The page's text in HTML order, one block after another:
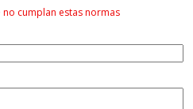
cumplan estas normas